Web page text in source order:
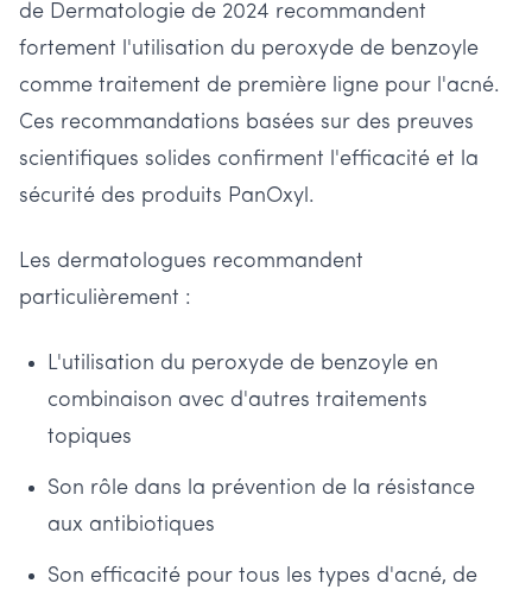
de Dermatologie de 2024 recommandent
fortement l'utilisation du peroxyde de benzoyle
comme traitement de première ligne pour l'acné.
Ces recommandations basées sur des preuves
scientifiques solides confirment l'efficacité et la
sécurité des produits PanOxyl.
Les dermatologues recommandent
particulièrement :
L'utilisation du peroxyde de benzoyle en
combinaison avec d'autres traitements
topiques
Son rôle dans la prévention de la résistance
aux antibiotiques
Son efficacité pour tous les types d'acné, de